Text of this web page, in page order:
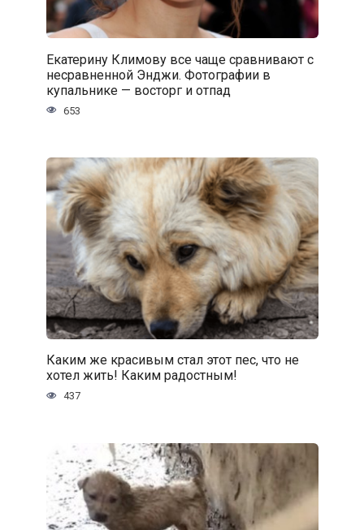
Екатерину Климову все чаще сравнивают с
несравненной Энджи. Фотографии в
купальнике — восторг и отпад
653
Каким же красивым стал этот пес, что не
хотел жить! Каким радостным!
437